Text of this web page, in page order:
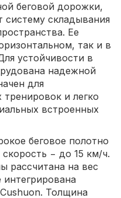
беговой дорожки,
систему складывания
Ее
так и в
устойчивости в
надежной
для
и легко
встроенных
беговое полотно
− до 15 км/ч.
рассчитана на вес
Толщина